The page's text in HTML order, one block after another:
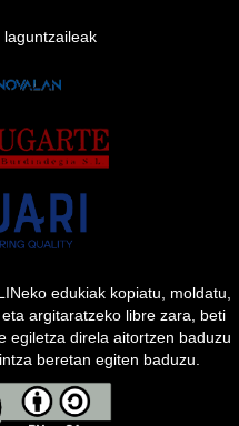
laguntzaileak
edukiak kopiatu, moldatu,
argitaratzeko libre zara, beti
egiletza direla aitortzen baduzu
beretan egiten baduzu.